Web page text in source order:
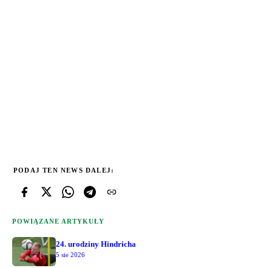
PODAJ TEN NEWS DALEJ:
POWIĄZANE ARTYKUŁY
24. urodziny Hindricha
5 sie 2026